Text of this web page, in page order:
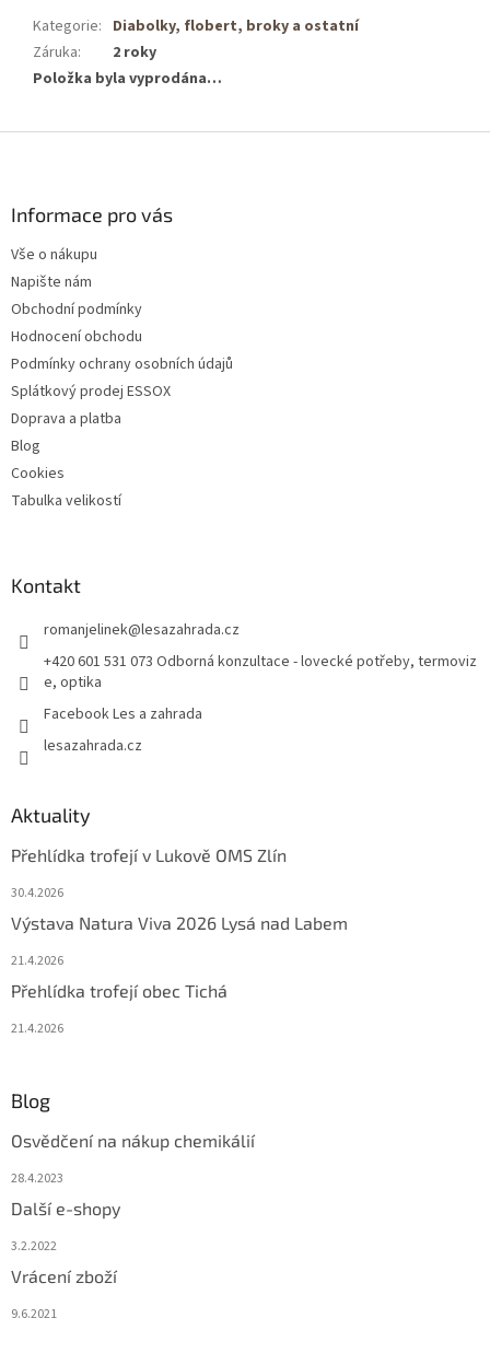
Kategorie: Diabolky, flobert, broky a ostatní
Záruka:
2 roky
Položka byla vyprodána…
Informace pro vás
Vše o nákupu
Napište nám
Obchodní podmínky
Hodnocení obchodu
Podmínky ochrany osobních údajů
Splátkový prodej ESSOX
Doprava a platba
Blog
Cookies
Tabulka velikostí
Kontakt
romanjelinek@lesazahrada.cz
+420 601 531 073 Odborná konzultace - lovecké potřeby, termoviz
e, optika
Facebook Les a zahrada
lesazahrada.cz
Aktuality
Přehlídka trofejí v Lukově OMS Zlín
30.4.2026
Výstava Natura Viva 2026 Lysá nad Labem
21.4.2026
Přehlídka trofejí obec Tichá
21.4.2026
Blog
Osvědčení na nákup chemikálií
28.4.2023
Další e-shopy
3.2.2022
Vrácení zboží
9.6.2021